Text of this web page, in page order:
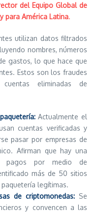
del Equipo Global de
para América Latina.
utilizan datos filtrados
nombres, números
gastos, lo que hace que
Estos son los fraudes
eliminadas de
Actualmente el
cuentas verificadas y
pasar por empresas de
Afirman que hay una
pagos por medio de
más de 50 sitios
legítimas.
de criptomonedas: Se
y convencen a las